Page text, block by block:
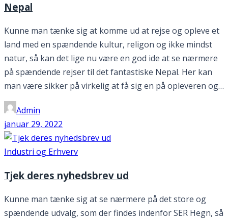
Nepal
Kunne man tænke sig at komme ud at rejse og opleve et
land med en spændende kultur, religon og ikke mindst
natur, så kan det lige nu være en god ide at se nærmere
på spændende rejser til det fantastiske Nepal. Her kan
man være sikker på virkelig at få sig en på opleveren og…
Admin
januar 29, 2022
Industri og Erhverv
Tjek deres nyhedsbrev ud
Kunne man tænke sig at se nærmere på det store og
spændende udvalg, som der findes indenfor SER Hegn, så